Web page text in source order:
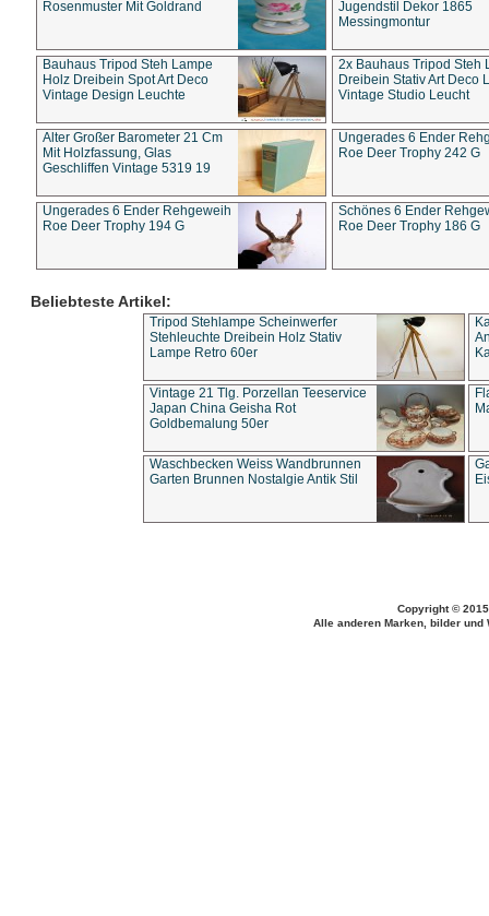
Rosenmuster Mit Goldrand
Jugendstil Dekor 1865
Messingmontur
Bauhaus Tripod Steh Lampe
Holz Dreibein Spot Art Deco
Vintage Design Leuchte
2x Bauhaus Tripod Steh
Dreibein Stativ Art Deco
Vintage Studio Leucht
Alter Großer Barometer 21 Cm
Mit Holzfassung, Glas
Geschliffen Vintage 5319 19
Ungerades 6 Ender
Roe Deer Trophy 242 G
Ungerades 6 Ender Rehgeweih
Roe Deer Trophy 194 G
Schönes 6 Ender
Roe Deer Trophy 186 G
Beliebteste Artikel:
Tripod Stehlampe Scheinwerfer
Stehleuchte Dreibein Holz Stativ
Lampe Retro 60er
Vintage 21 Tlg. Porzellan Teeservice
Japan China Geisha Rot
Goldbemalung 50er
Waschbecken Weiss Wandbrunnen
Garten Brunnen Nostalgie Antik Stil
Copyright ©
Alle anderen Marken, bilder und